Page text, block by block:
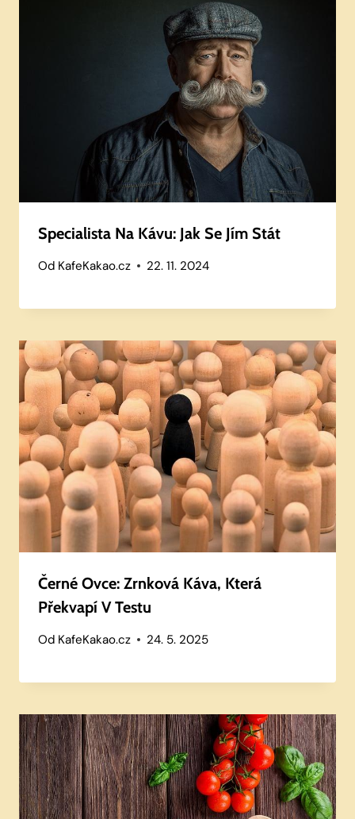
Specialista Na Kávu: Jak Se Jím Stát
Od KafeKakao.cz 22. 11. 2024
Černé Ovce: Zrnková Káva, Která
Překvapí V Testu
Od KafeKakao.cz 24. 5. 2025